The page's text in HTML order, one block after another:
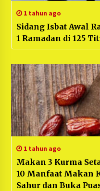
1 tahun ago
Sidang Isbat Awal
1 Ramadan di 125
1 tahun ago
Makan 3 Kurma
10 Manfaat Makan
Sahur dan Buka